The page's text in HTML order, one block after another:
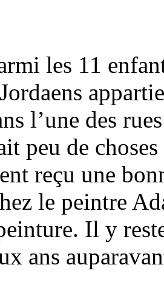
les 11
l’une des
peu de choses
reçu une
le peintre
Il y
ans